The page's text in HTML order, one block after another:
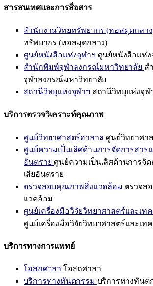
สารสนเทศและการสื่อสาร
สำนักงานวิทยทรัพยากร (หอสมุดกลา
ทรัพยากร (หอสมุดกลาง)
ศูนย์หนังสือแห่งจุฬาฯ ศูนย์หนังสือแห่ง
สำนักพิมพ์จุฬาลงกรณ์มหาวิทยาลัย ส
จุฬาลงกรณ์มหาวิทยาลัย
สถานีวิทยุแห่งจุฬาฯ สถานีวิทยุแห่งจุฬ
บริการตรวจวิเคราะห์คุณภาพ
ศูนย์วิทยาศาสตร์ฮาลาล ศูนย์วิทยาศา
ศูนย์ความเป็นเลิศด้านการจัดการสาร
อันตราย ศูนย์ความเป็นเลิศด้านการจั
เสียอันตราย
ตรวจสอบคุณภาพสิ่งแวดล้อม ตรวจส
แวดล้อม
ศูนย์เครื่องมือวิจัยวิทยาศาสตร์และเทค
ศูนย์เครื่องมือวิจัยวิทยาศาสตร์และเทค
บริการทางการแพทย์
โอสถศาลา โอสถศาลา
บริการทางทันตกรรม บริการทางทันต